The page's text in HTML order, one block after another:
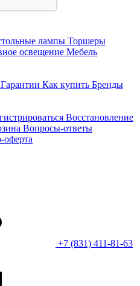
лампы Торшеры
освещение Мебель
Гарантии Как купить Бренды
Восстановление
Вопросы-ответы
оферта
+7 (831) 411-81-63